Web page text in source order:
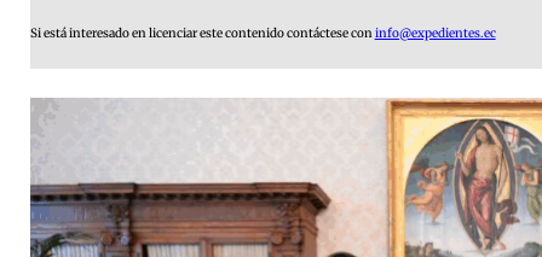
Si está interesado en licenciar este contenido contáctese coninfo@expedientes.ec